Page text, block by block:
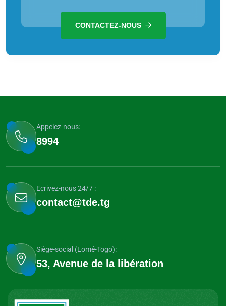
CONTACTEZ-NOUS
Appelez-nous:
8994
Ecrivez-nous 24/7 :
contact@tde.tg
Siège-social (Lomé-Togo):
53, Avenue de la libération